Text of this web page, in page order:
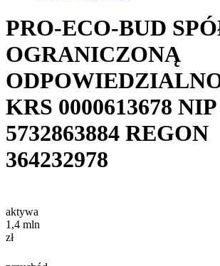
PRO-ECO-BUD
OGRANICZONĄ
KRS 0000613678 NIP
5732863884 REGON
364232978
aktywa
1,4 mln
zł